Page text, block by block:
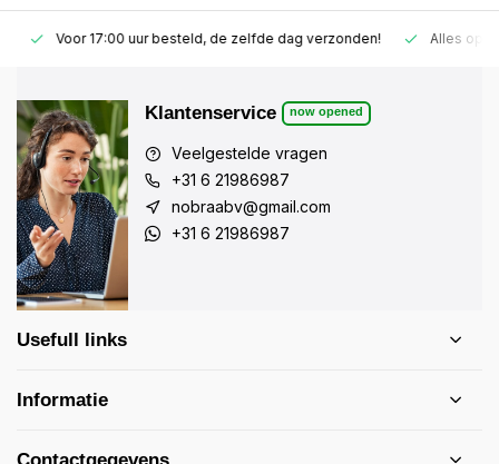
Voor 17:00 uur besteld, de zelfde dag verzonden! Alles op
Klantenservice now opened
Veelgestelde vragen
+31 6 21986987
nobraabv@gmail.com
+31 6 21986987
Usefull links
Informatie